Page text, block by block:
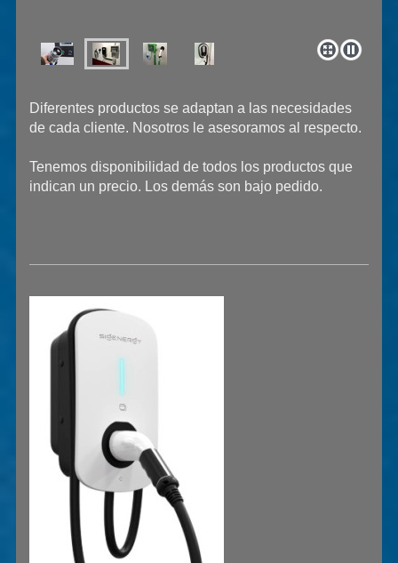
Diferentes productos se adaptan a las necesidades
de cada cliente. Nosotros le asesoramos al respecto.
Tenemos disponibilidad de todos los productos que
indican un precio. Los demás son bajo pedido.